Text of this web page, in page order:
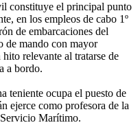
constituye el principal punto
en los empleos de cabo 1º
de embarcaciones del
de mando con mayor
relevante al tratarse de
a bordo.
teniente ocupa el puesto de
ejerce como profesora de la
Marítimo.